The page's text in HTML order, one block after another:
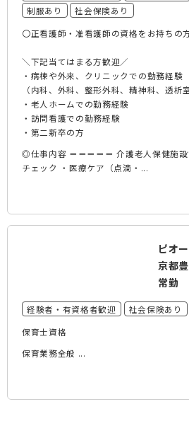
制服あり
社会保険あり
〇正看護師・准看護師の資格をお持ちの
＼下記当てはまる方歓迎／
・病棟や外来、クリニックでの勤務経験
（内科、外科、整形外科、精神科、透析
・老人ホームでの勤務経験
・訪問看護での勤務経験
・第二新卒の方
◎仕事内容 ＝＝＝＝＝ 介護老人保健施
チェック ・医療ケア（点滴・...
ピオ
京都豊
常勤
経験者・有資格者歓迎
社会保険あり
保育士資格
保育業務全般 ...